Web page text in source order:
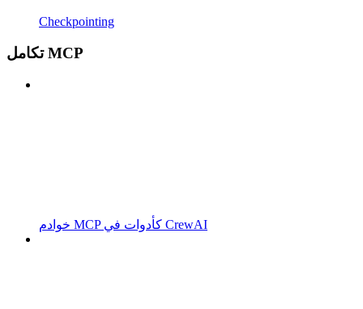
Checkpointing
تكامل MCP
خوادم MCP كأدوات في CrewAI